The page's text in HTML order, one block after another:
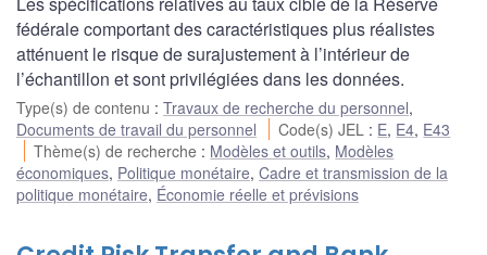
fédérale comportant des caractéristiques plus réalistes
atténuent le risque de surajustement à l’intérieur de
l’échantillon et sont privilégiées dans les données.
Type(s) de contenu : Travaux de recherche du personnel,
Documents de travail du personnel
Code(s) JEL : E, E4, E43
Thème(s) de recherche : Modèles et outils, Modèles
économiques, Politique monétaire, Cadre et transmission de la
politique monétaire, Économie réelle et prévisions